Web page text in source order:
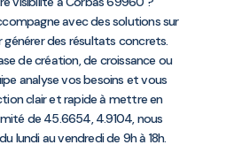
avec des solutions sur
générer des résultats concrets.
de création, de croissance ou
analyse vos besoins et vous
clair et rapide à mettre en
de 45.6654, 4.9104, nous
lundi au vendredi de 9h à 18h.